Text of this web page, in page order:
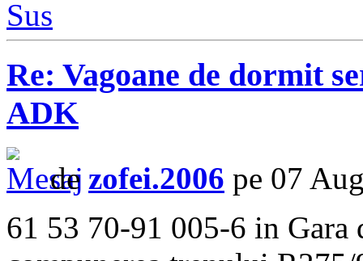
Sus
Re: Vagoane de dormit
ADK
de zofei.2006 pe 07
61 53 70-91 005-6 in